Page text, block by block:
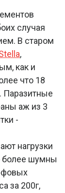
случая
В старом
,
как и
что 18
Паразитные
аж из 3
-
нагрузки
более шумны
за 200г,